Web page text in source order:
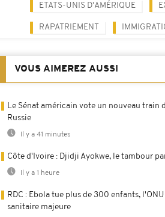
ETATS-UNIS D'AMÉRIQUE
RAPATRIEMENT
VOUS AIMEREZ AUSSI
Le Sénat américain vote un nouveau train
Russie
Il y a 41 minutes
Côte d'Ivoire : Djidji Ayokwe, le tambour
Il y a 1 heure
RDC : Ebola tue plus de 300 enfants,
sanitaire majeure